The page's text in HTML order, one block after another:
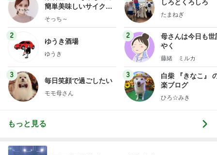
簡単美味しいサイクル
献立
そっち～
2
ゆうき酒場
ゆうき
3
毎日笑顔で過ごしたい
モモ母さん
しろとくろしろ
たまねぎ
2
母さんは今日も世
やく
藤緒 ミルカ
3
白柴 『きなこ』
楽ブログ
ひろ☆みき
もっと見る